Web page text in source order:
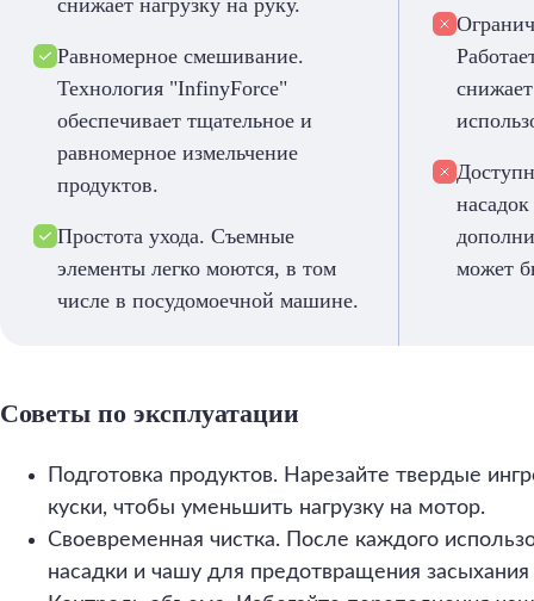
снижает нагрузку на руку.
Равномерное смешивание.
Технология "InfinyForce"
обеспечивает тщательное и
равномерное измельчение
продуктов.
Простота ухода. Съемные
элементы легко моются, в том
числе в посудомоечной машине.
может
Советы по эксплуатации
Подготовка продуктов. Нарезайте твердые
куски, чтобы уменьшить нагрузку на мотор.
Своевременная чистка. После каждого
насадки и чашу для предотвращения